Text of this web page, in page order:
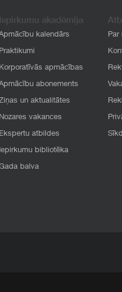
Iepirkumu akadēmija
kalendārs
Praktikumi
Korporatīvās apmācības
abonements
un aktualitātes
Nozares vakances
Ekspertu atbildes
Iepirkumu bibliotēka
balva
Par